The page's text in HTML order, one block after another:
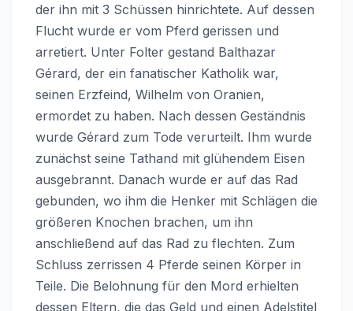
der ihn mit 3 Schüssen hinrichtete. Auf dessen
Flucht wurde er vom Pferd gerissen und
arretiert. Unter Folter gestand Balthazar
Gérard, der ein fanatischer Katholik war,
seinen Erzfeind, Wilhelm von Oranien,
ermordet zu haben. Nach dessen Geständnis
wurde Gérard zum Tode verurteilt. Ihm wurde
zunächst seine Tathand mit glühendem Eisen
ausgebrannt. Danach wurde er auf das Rad
gebunden, wo ihm die Henker mit Schlägen die
größeren Knochen brachen, um ihn
anschließend auf das Rad zu flechten. Zum
Schluss zerrissen 4 Pferde seinen Körper in
Teile. Die Belohnung für den Mord erhielten
dessen Eltern, die das Geld und einen Adelstitel